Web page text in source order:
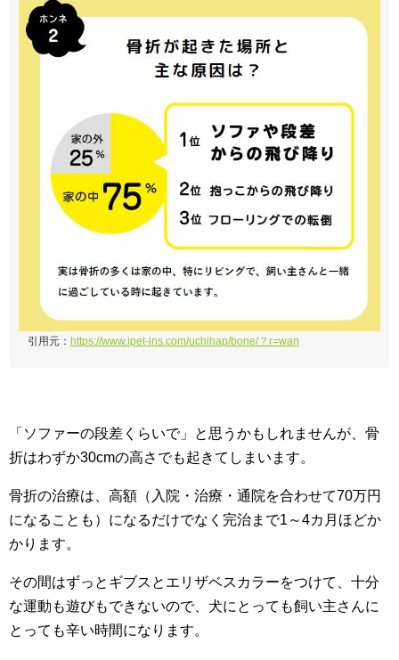
引用元： https://www.ipet-ins.com/uchihap/bone/？r=wan
「ソファーの段差くらいで」と思うかもしれませんが、骨
折はわずか30cmの高さでも起きてしまいます。
骨折の治療は、高額（入院・治療・通院を合わせて70万円
になることも）になるだけでなく完治まで1～4カ月ほどか
かります。
その間はずっとギブスとエリザベスカラーをつけて、十分
な運動も遊びもできないので、犬にとっても飼い主さんに
とっても辛い時間になります。